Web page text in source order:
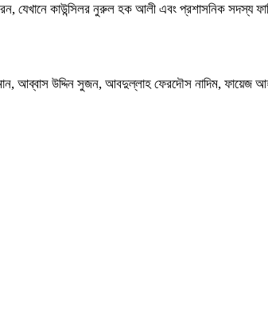
যেখানে কাউন্সিলর নুরুল হক আলী এবং প্রশাসনিক সদস্য
আব্বাস উদ্দিন সুজন, আবদুল্লাহ ফেরদৌস নাদিম,